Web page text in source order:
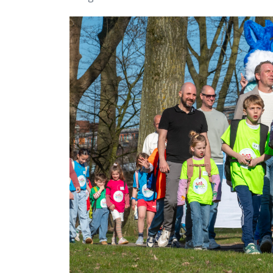
LaAvond4daagsees mucho más que una
evento profundamente arraigado en la
anualmente. Durante cuatro tardes
calles de más de 700 localidades se llenan
Organizado por laKoninklijke Wandelbond
perfecta entre el deporte, la convivencia
Un evento masivo
local